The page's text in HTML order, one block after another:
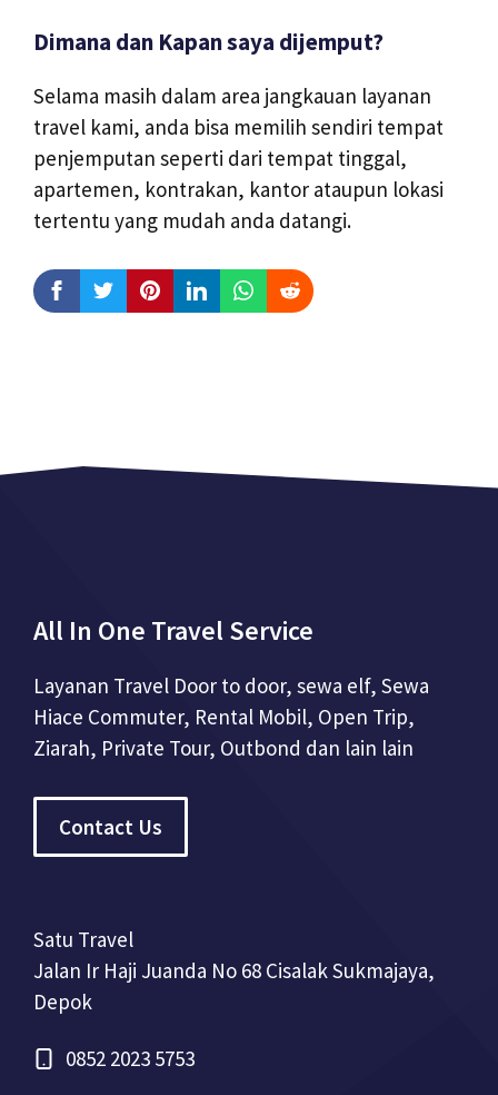
Dimana dan Kapan saya dijemput?
Selama masih dalam area jangkauan layanan
travel kami, anda bisa memilih sendiri tempat
penjemputan seperti dari tempat tinggal,
apartemen, kontrakan, kantor ataupun lokasi
tertentu yang mudah anda datangi.
All In One Travel Service
Layanan Travel Door to door, sewa elf, Sewa
Hiace Commuter, Rental Mobil, Open Trip,
Ziarah, Private Tour, Outbond dan lain lain
Contact Us
Satu Travel
Jalan Ir Haji Juanda No 68 Cisalak Sukmajaya,
Depok
0852 2023 5753